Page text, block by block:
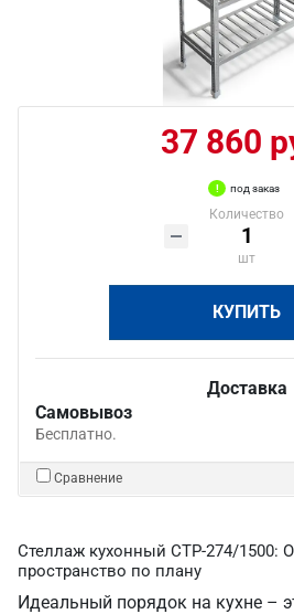
37 860
под заказ
Количество
шт
КУПИТЬ
Доставка
Самовывоз
Бесплатно.
Сравнение
Стеллаж кухонный СТР-274/1500:
пространство по плану
Идеальный порядок на кухне –